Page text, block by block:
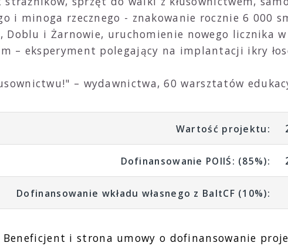
i minoga rzecznego - znakowanie rocznie 6 000
i Żarnowie, uruchomienie nowego licznika w
– eksperyment polegający na implantacji ikry
– wydawnictwa, 60 warsztatów
Wartość projektu:
Dofinansowanie POIIŚ: (85%):
Dofinansowanie wkładu własnego z BaltCF (10%):
i strona umowy o dofinansowanie